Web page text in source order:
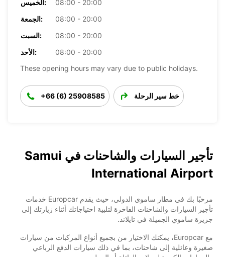
الخميس:
08:00 - 20:00
الجمعة:
08:00 - 20:00
السبت:
08:00 - 20:00
الأحد:
08:00 - 20:00
These opening hours may vary due to public holidays.
+66 (6) 25908585 خط سير الرحلة
تأجير السيارات والشاحنات في Samui
International Airport
مرحبًا بك في مطار ساموي الدولي، حيث يقدم Europcar خدمات
تأجير السيارات والشاحنات الفاخرة لتلبية احتياجاتك أثناء زيارتك إلى
جزيرة ساموي الجميلة في تايلاند.
مع Europcar، يمكنك الاختيار من بجميع أنواع المركبات من سيارات
صغيرة وعائلية إلى شاحنات، بما في ذلك سيارات الدفع الرباعي